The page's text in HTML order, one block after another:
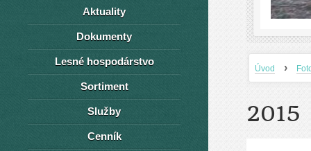
Úvod ›
2015
Aktuality
Dokumenty
Lesné hospodárstvo
Sortiment
Služby
Cenník